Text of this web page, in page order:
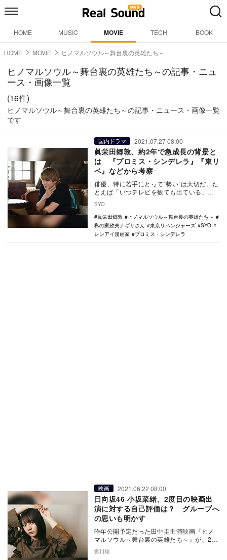
HOME MUSIC MOVIE TECH BOOK
HOME MOVIE ヒノマルソウル～舞台裏の英雄たち～
ヒノマルソウル～舞台裏の英雄たち～の記事・ニュ
ース・画像一覧
(16件)
ヒノマルソウル～舞台裏の英雄たち～の記事・ニュース・画像一覧
です
国内ドラマ 2021.07.27 08:00
眞栄田郷敦、約2年で急成長の背景と
は 『プロミス・シンデレラ』『東リ
ベ』などから考察
俳優、特に若手にとって“勢い”は大切だ。た
とえば「いつテレビを観ても出ている」
と名前が一致…
SYO
眞栄田郷敦
ヒノマルソウル～舞台裏の英雄たち～
私の家政夫ナギサさん
東京リベンジャーズ
SYO
レンアイ漫画家
プロミス・シンデレラ
映画 2021.06.22 08:00
日向坂46 小坂菜緒、2度目の映画出
演に対する自己評価は？ グループへ
の思いも明かす
昨年公開予定だった田中圭主演映画『ヒノ
マルソウル～舞台裏の英雄たち～』が、2度
の公開延期を経て、6月18日より公開中だ。
1998…
宮川翔